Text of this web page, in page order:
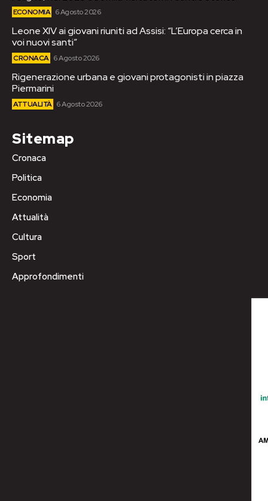
ECONOMIA 6 Agosto 2026
Leone XIV ai giovani riuniti ad Assisi: “L’Europa cerca in
voi nuovi santi”
CRONACA 6 Agosto 2026
Rigenerazione urbana e giovani protagonisti in piazza
Piermarini
ATTUALITÀ 6 Agosto 2026
Sitemap
Cronaca
Politica
Economia
Attualità
Cultura
Sport
Approfondimenti